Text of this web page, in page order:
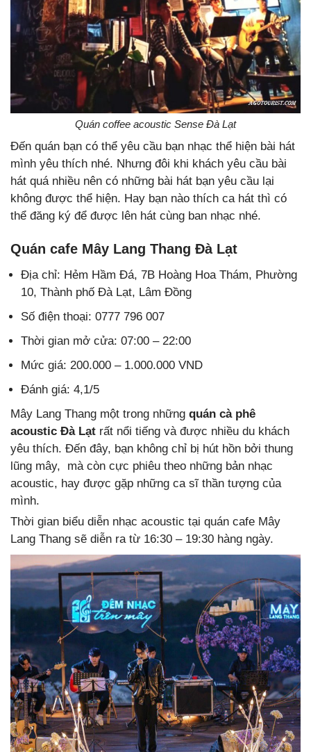
Quán coffee acoustic Sense Đà Lạt
Đến quán bạn có thể yêu cầu bạn nhạc thể hiện bài hát
mình yêu thích nhé. Nhưng đôi khi khách yêu cầu bài
hát quá nhiều nên có những bài hát bạn yêu cầu lại
không được thể hiện. Hay bạn nào thích ca hát thì có
thể đăng ký để được lên hát cùng ban nhạc nhé.
Quán cafe Mây Lang Thang Đà Lạt
Địa chỉ: Hẻm Hầm Đá, 7B Hoàng Hoa Thám, Phường
10, Thành phố Đà Lạt, Lâm Đồng
Số điện thoại: 0777 796 007
Thời gian mở cửa: 07:00 – 22:00
Mức giá: 200.000 – 1.000.000 VND
Đánh giá: 4,1/5
Mây Lang Thang một trong những quán cà phê
acoustic Đà Lạt rất nổi tiếng và được nhiều du khách
yêu thích. Đến đây, bạn không chỉ bị hút hồn bởi thung
lũng mây, mà còn cực phiêu theo những bản nhạc
acoustic, hay được gặp những ca sĩ thần tượng của
mình.
Thời gian biểu diễn nhạc acoustic tại quán cafe Mây
Lang Thang sẽ diễn ra từ 16:30 – 19:30 hàng ngày.